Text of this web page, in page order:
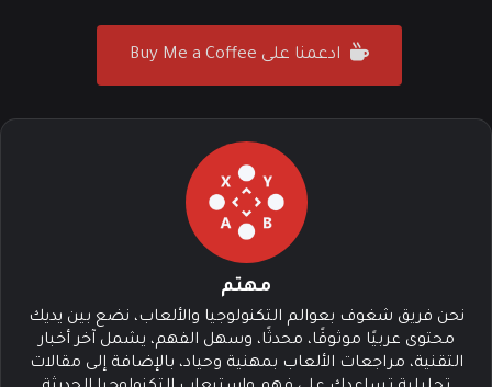
ادعمنا على Buy Me a Coffee
مهتم
نحن فريق شغوف بعوالم التكنولوجيا والألعاب، نضع بين يديك
محتوى عربيًا موثوقًا، محدثًا، وسهل الفهم، يشمل آخر أخبار
التقنية، مراجعات الألعاب بمهنية وحياد، بالإضافة إلى مقالات